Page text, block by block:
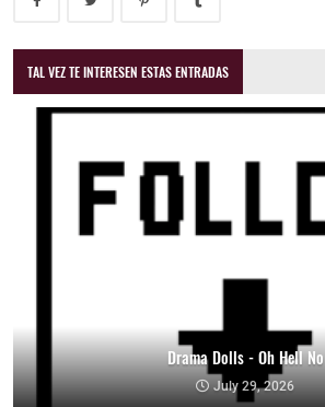
TAL VEZ TE INTERESEN ESTAS ENTRADAS
Drama Dolls - Oh Hell No
July 29, 2026